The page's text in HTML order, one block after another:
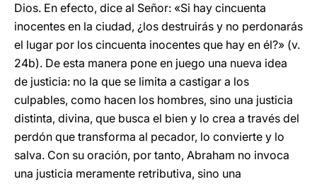
Dios. En efecto, dice al Señor: «Si hay cincuenta
inocentes en la ciudad, ¿los destruirás y no perdonarás
el lugar por los cincuenta inocentes que hay en él?» (v.
24b). De esta manera pone en juego una nueva idea
de justicia: no la que se limita a castigar a los
culpables, como hacen los hombres, sino una justicia
distinta, divina, que busca el bien y lo crea a través del
perdón que transforma al pecador, lo convierte y lo
salva. Con su oración, por tanto, Abraham no invoca
una justicia meramente retributiva, sino una